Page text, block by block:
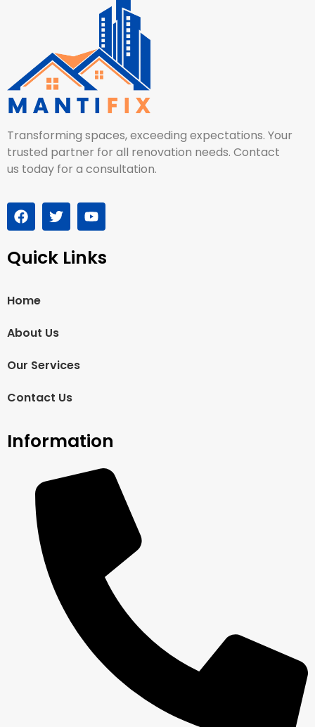
Transforming spaces, exceeding expectations. Your
trusted partner for all renovation needs. Contact
us today for a consultation.
Quick Links
Home
About Us
Our Services
Contact Us
Information